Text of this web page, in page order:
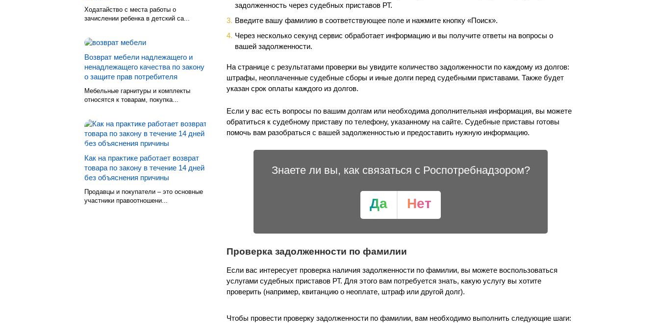
задолженность через судебных приставов РТ.
Введите вашу фамилию в соответствующее поле и нажмите кнопку «Поиск».
Через несколько секунд сервис обработает информацию и вы получите ответы на вопросы о
вашей задолженности.
На странице с результатами проверки вы увидите количество задолженности по каждому из долгов:
штрафы, неоплаченные судебные сборы и иные долги перед судебными приставами. Также будет
указан срок оплаты каждого из долгов.
Если у вас есть вопросы по вашим долгам или необходима дополнительная информация, вы можете
обратиться к судебному приставу по телефону, указанному на сайте. Судебные приставы готовы
помочь вам разобраться с вашей задолженностью и предоставить нужную информацию.
Знаете ли вы, как связаться с Роспотребнадзором?
Да Нет
Проверка задолженности по фамилии
Если вас интересует проверка наличия задолженности по фамилии, вы можете воспользоваться
услугами судебных приставов РТ. Для этого вам потребуется знать, какую услугу вы хотите
проверить (например, квитанцию о неоплате, штраф или другой долг).
Чтобы провести проверку задолженности по фамилии, вам необходимо выполнить следующие шаги:
Ходатайство с места работы о
зачислении ребенка в детский са...
Возврат мебели надлежащего и
ненадлежащего качества по закону
о защите прав потребителя
Мебельные гарнитуры и комплекты
относятся к товарам, покупка...
Как на практике работает возврат
товара по закону в течение 14 дней
без объяснения причины
Продавцы и покупатели – это основные
участники правоотношени...